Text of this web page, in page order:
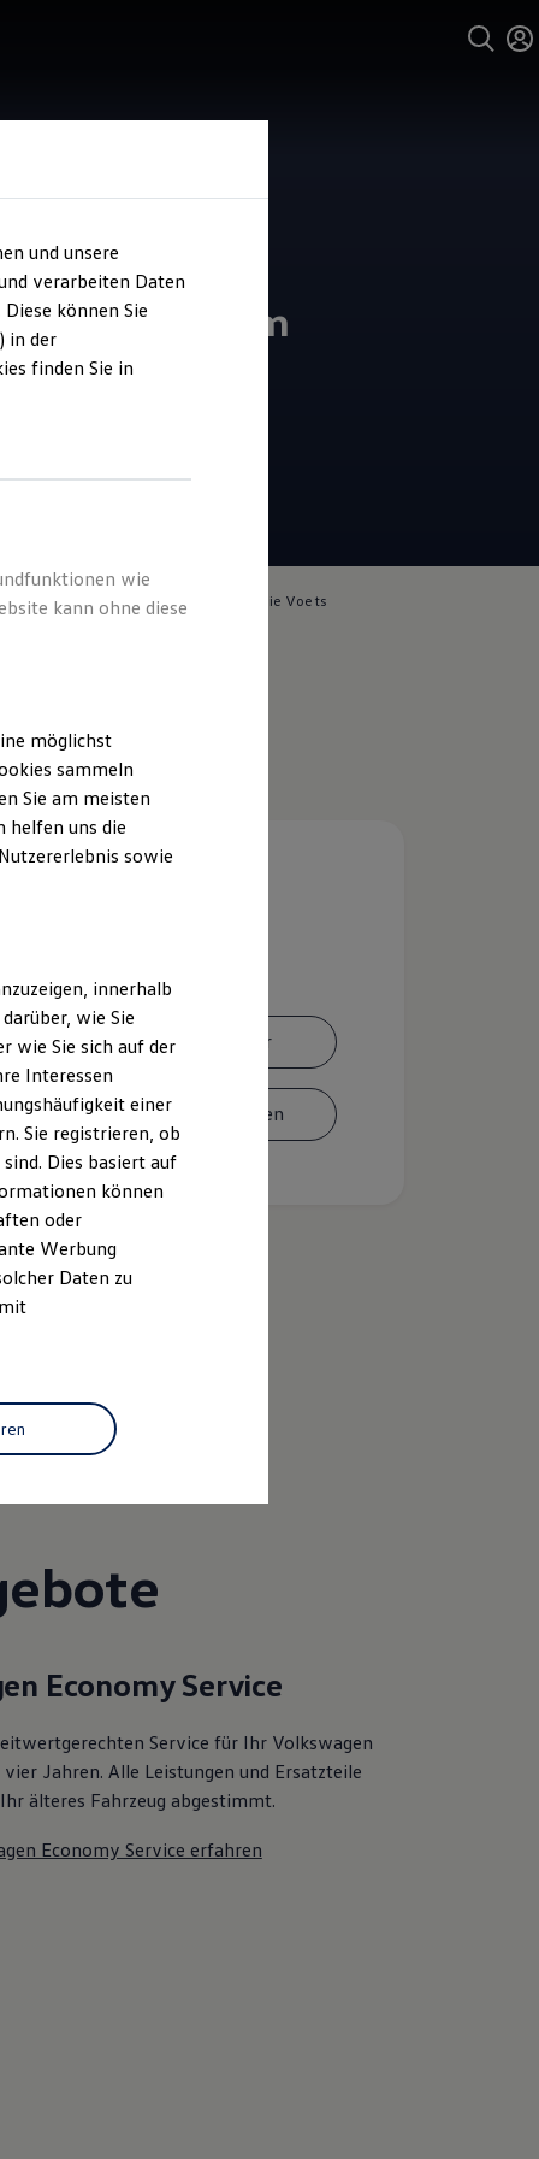
Autozentrum
4.7| 11 Bewertungen
für die Inhalte auf dieser Seite ist die Voets
Ansprechpartner
Termin vereinbaren
Economy Service
Service für Ihr Volkswagen
Jahren. Alle Leistungen und Ersatzteile
älteres Fahrzeug abgestimmt.
Economy Service erfahren
und unsere
verarbeiten Daten
können Sie
in der
finden Sie in
wie
kann ohne diese
möglichst
sammeln
Sie am meisten
helfen uns die
sowie
innerhalb
wie Sie
wie Sie sich auf der
Interessen
einer
Sie registrieren, ob
Dies basiert auf
können
oder
Werbung
Daten zu